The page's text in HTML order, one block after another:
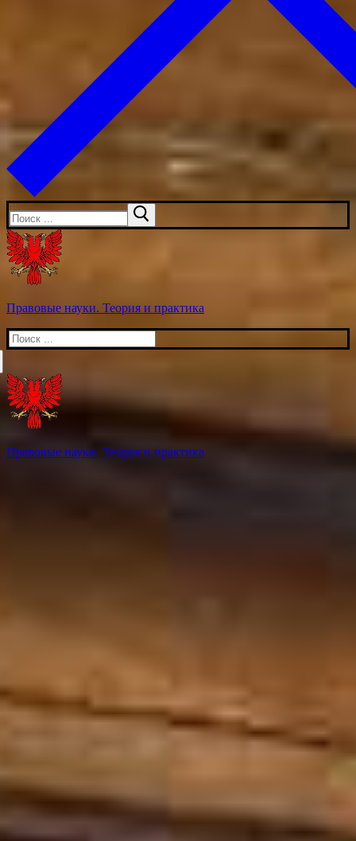
Искать:
Правовые науки. Теория и практика
Искать:
Правовые науки. Теория и практика